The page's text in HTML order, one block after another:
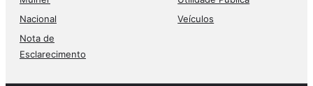
Nacional
Nota de
Esclarecimento
Veículos